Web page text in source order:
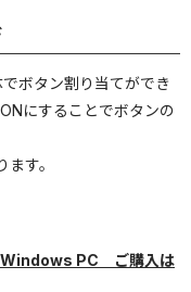
ボタン割り当てができ
にすることでボタンの
す。
Windows PC ご購入は